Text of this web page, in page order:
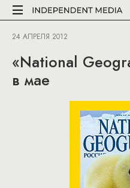
24 АПРЕЛЯ 2012
«National
в мае